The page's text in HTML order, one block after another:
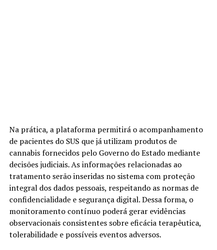
Na prática, a plataforma permitirá o acompanhamento
de pacientes do SUS que já utilizam produtos de
cannabis fornecidos pelo Governo do Estado mediante
decisões judiciais. As informações relacionadas ao
tratamento serão inseridas no sistema com proteção
integral dos dados pessoais, respeitando as normas de
confidencialidade e segurança digital. Dessa forma, o
monitoramento contínuo poderá gerar evidências
observacionais consistentes sobre eficácia terapêutica,
tolerabilidade e possíveis eventos adversos.